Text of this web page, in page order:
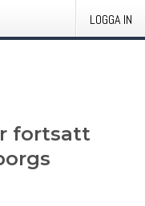
LOGGA IN
fortsatt